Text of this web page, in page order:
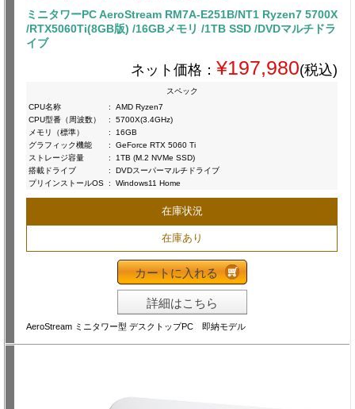
ミニタワーPC AeroStream RM7A-E251B/NT1 Ryzen7 5700X
/RTX5060Ti(8GB版) /16GBメモリ /1TB SSD /DVDマルチドラ
イブ
ネット価格： ¥197,980(税込)
スペック
CPU名称
:
AMD Ryzen7
CPU型番（周波数）
:
5700X(3.4GHz)
メモリ（標準）
:
16GB
グラフィック機能
:
GeForce RTX 5060 Ti
ストレージ容量
:
1TB (M.2 NVMe SSD)
搭載ドライブ
:
DVDスーパーマルチドライブ
プリインストールOS : Windows11 Home
在庫状況
在庫あり
カートに入れる
詳細はこちら
AeroStream ミニタワー型 デスクトップPC 即納モデル